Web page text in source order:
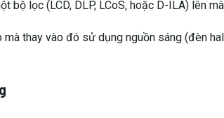
phim, phòng họp lớn, hay không gian ngoài
hình ảnh và có thể bị hạn chế bởi khoảng